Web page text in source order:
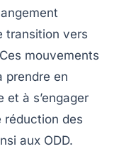
transition vers
mouvements
prendre en
à s’engager
réduction des
aux ODD.